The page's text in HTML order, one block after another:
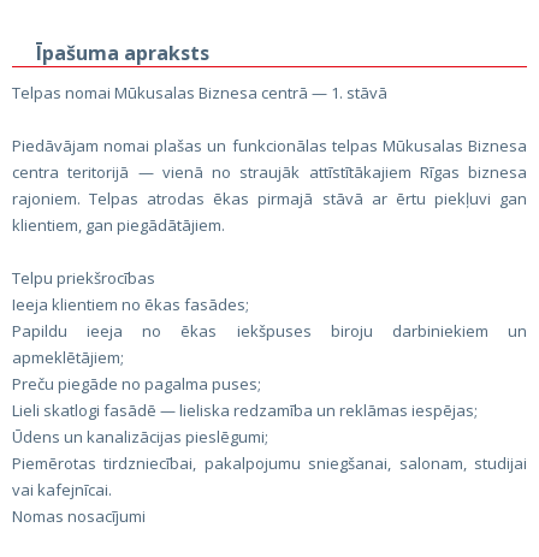
Īpašuma apraksts
Telpas nomai Mūkusalas Biznesa centrā — 1. stāvā
Piedāvājam nomai plašas un funkcionālas telpas Mūkusalas Biznesa
centra teritorijā — vienā no straujāk attīstītākajiem Rīgas biznesa
rajoniem. Telpas atrodas ēkas pirmajā stāvā ar ērtu piekļuvi gan
klientiem, gan piegādātājiem.
Telpu priekšrocības
Ieeja klientiem no ēkas fasādes;
Papildu ieeja no ēkas iekšpuses biroju darbiniekiem un
apmeklētājiem;
Preču piegāde no pagalma puses;
Lieli skatlogi fasādē — lieliska redzamība un reklāmas iespējas;
Ūdens un kanalizācijas pieslēgumi;
Piemērotas tirdzniecībai, pakalpojumu sniegšanai, salonam, studijai
vai kafejnīcai.
Nomas nosacījumi